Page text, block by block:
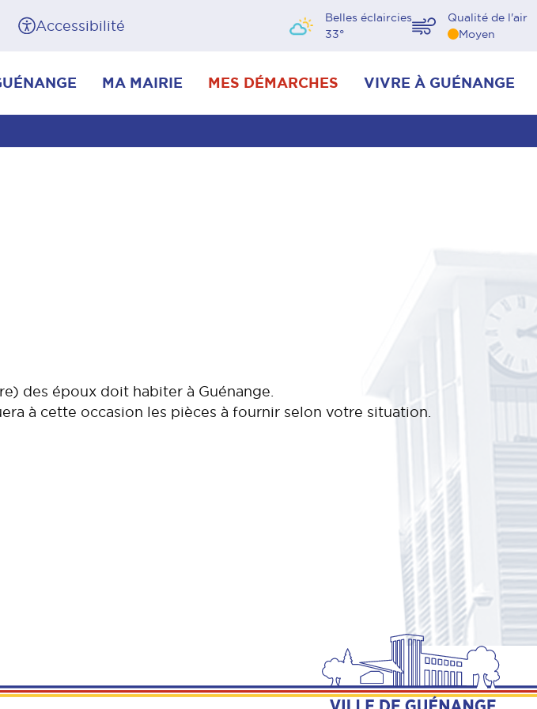
Accessibilité
Belles éclaircies
33°
Qualité de l'air
Moyen
MA MAIRIE MES DÉMARCHES VIVRE À GUÉNANGE
des époux doit habiter à Guénange.
à cette occasion les pièces à fournir selon votre situation.